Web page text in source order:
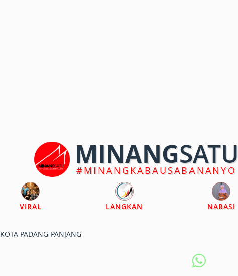
MINANGSATU
#MINANGKABAUSABANANYO
VIRAL LANGKAN NARASI
KOTA PADANG PANJANG